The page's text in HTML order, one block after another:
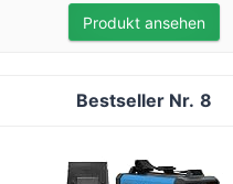
Produkt ansehen
8